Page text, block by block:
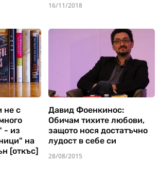
16/11/2018
не с
- из
на
[откъс]
Давид Фоенкинос:
Обичам тихите любови,
защото нося достатъчно
лудост в себе си
28/08/2015